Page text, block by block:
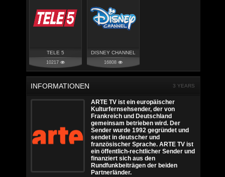
TELE 5
10217
DISNEY CHANNEL
16808
INFORMATIONEN 3 YEARS
ARTE TV ist ein europäischer
Kulturfernsehsender, der von
Frankreich und Deutschland
gemeinsam betrieben wird. Der
Sender wurde 1992 gegründet und
sendet in deutscher und
französischer Sprache. ARTE TV ist
ein öffentlich-rechtlicher Sender und
finanziert sich aus den
Rundfunkbeiträgen der beiden
Partnerländer.